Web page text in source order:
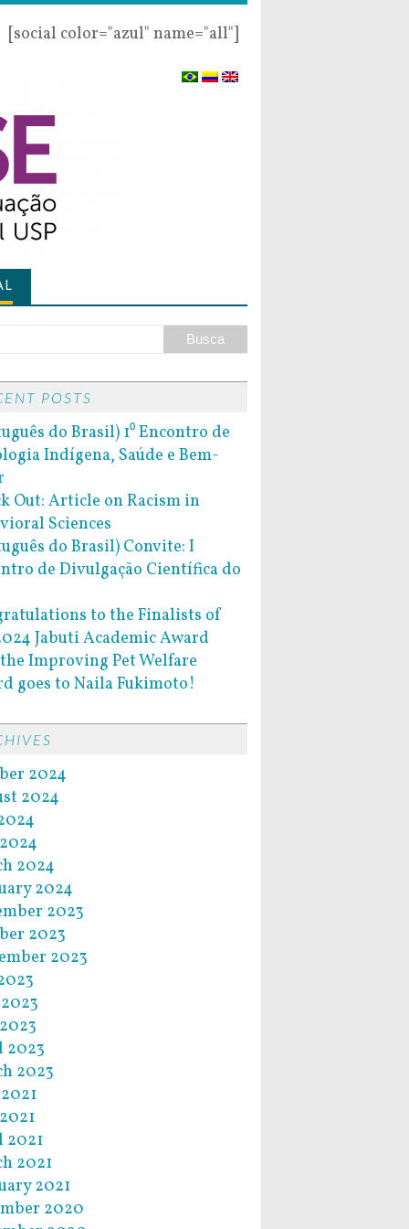
[social color="azul" name="all"]
POSTS
do Brasil) 1⁰ Encontro de
Indígena, Saúde e Bem-
Out: Article on Racism in
Sciences
do Brasil) Convite: I
de Divulgação Científica do
to the Finalists of
Jabuti Academic Award
Improving Pet Welfare
goes to Naila Fukimoto!
2024
2024
2024
2024
2023
2023
2023
2023
2021
2021
2020